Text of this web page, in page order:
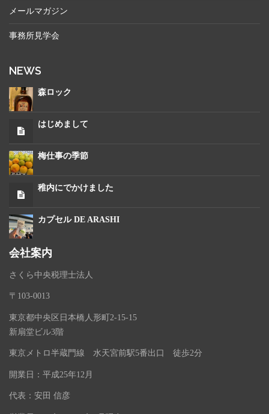
メールマガジン
事務所見学会
NEWS
森ロック
はじめまして
梅仕事の季節
稚内にでかけました
カプセル DE ARASHI
会社案内
さくら中央税理士法人
〒103-0013
東京都中央区日本橋人形町2-15-15
新扇堂ビル3階
東京メトロ半蔵門線 水天宮前駅5番出口 徒歩2分
開業日：平成25年12月
代表：安田 信彦